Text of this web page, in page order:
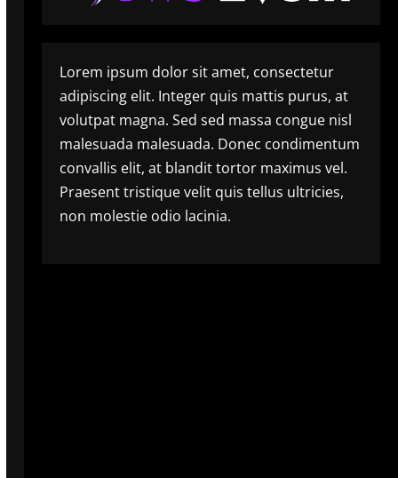
Lorem ipsum dolor sit amet, consectetur
adipiscing elit. Integer quis mattis purus, at
volutpat magna. Sed sed massa congue nisl
malesuada malesuada. Donec condimentum
convallis elit, at blandit tortor maximus vel.
Praesent tristique velit quis tellus ultricies,
non molestie odio lacinia.